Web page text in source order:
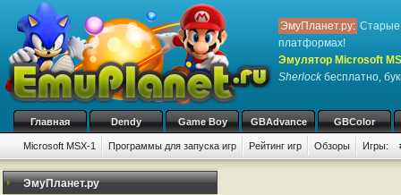
ЭмуПланет.ру: Старые
платформах!
Эмулятор Microsoft
Sherlockбесплатно,
Главная Dendy Game Boy GBAdvance GBColor
Microsoft MSX-1 Программы для запуска игр Рейтинг игр Обзоры Игры:
ЭмуПланет.ру